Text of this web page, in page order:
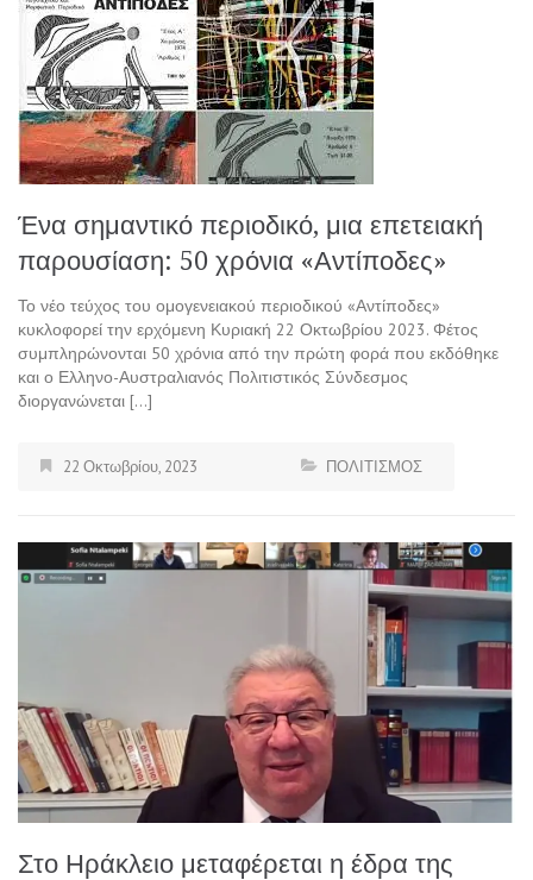
Ένα σημαντικό περιοδικό, μια επετειακή
παρουσίαση: 50 χρόνια «Αντίποδες»
Το νέο τεύχος του ομογενειακού περιοδικού «Αντίποδες»
κυκλοφορεί την ερχόμενη Κυριακή 22 Οκτωβρίου 2023. Φέτος
συμπληρώνονται 50 χρόνια από την πρώτη φορά που εκδόθηκε
και ο Ελληνο-Αυστραλιανός Πολιτιστικός Σύνδεσμος
διοργανώνεται […]
22 Οκτωβρίου, 2023 ΠΟΛΙΤΙΣΜΟΣ
Στο Ηράκλειο μεταφέρεται η έδρα της